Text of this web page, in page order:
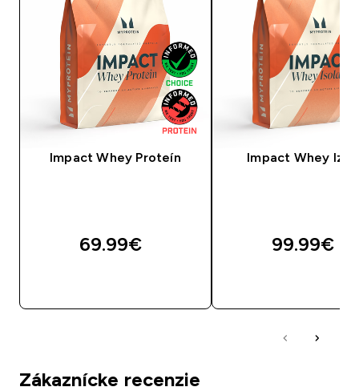
Impact Whey Proteín
69.99€‎
Impact Whey
99.99€‎
Zákaznícke recenzie